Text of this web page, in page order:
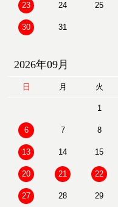
23 24 25
30 31
2026年09月
日 月 火
1
6 7 8
13 14 15
20 21 22
27 28 29